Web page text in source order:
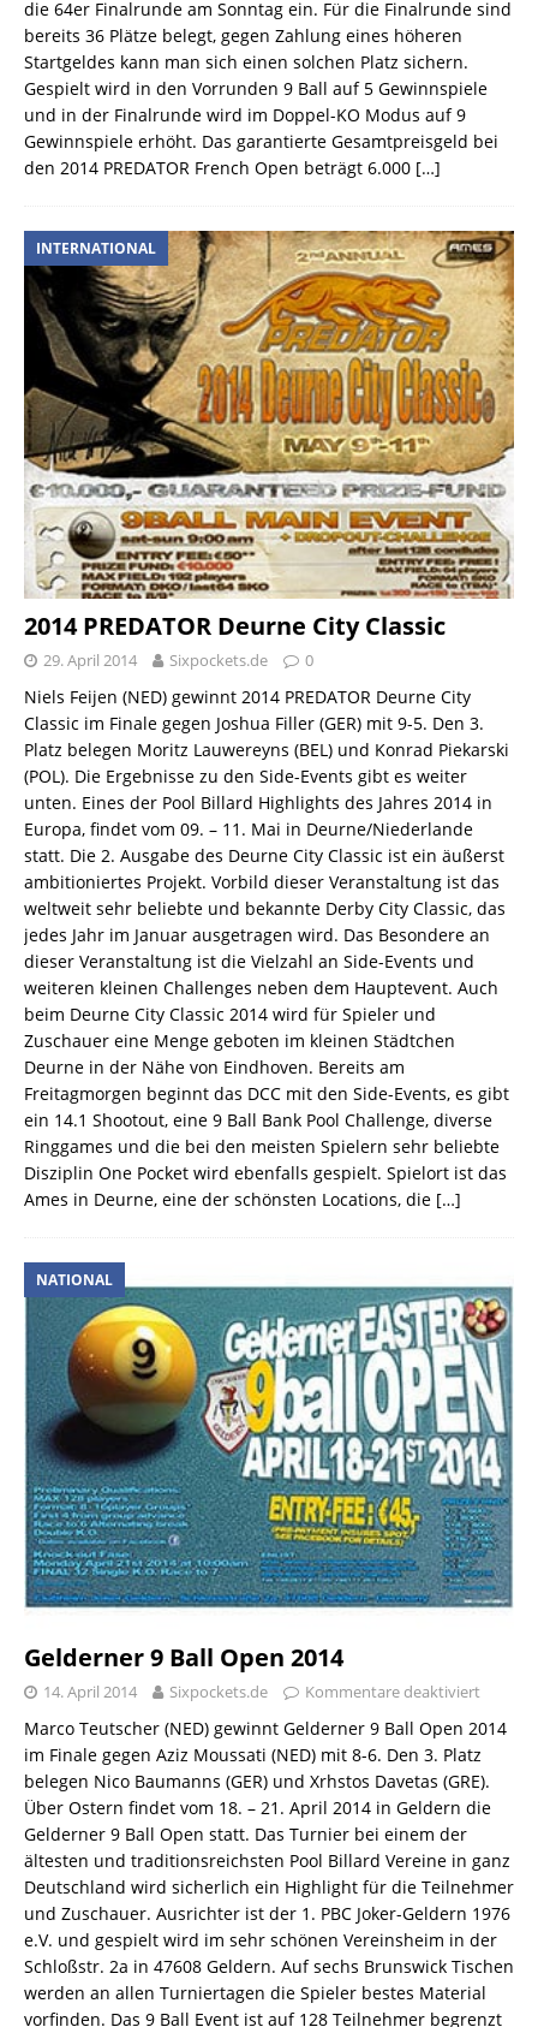
die 64er Finalrunde am Sonntag ein. Für die Finalrunde sind
bereits 36 Plätze belegt, gegen Zahlung eines höheren
Startgeldes kann man sich einen solchen Platz sichern.
Gespielt wird in den Vorrunden 9 Ball auf 5 Gewinnspiele
und in der Finalrunde wird im Doppel-KO Modus auf 9
Gewinnspiele erhöht. Das garantierte Gesamtpreisgeld bei
den 2014 PREDATOR French Open beträgt 6.000 […]
INTERNATIONAL
2014 PREDATOR Deurne City Classic
29. April 2014 Sixpockets.de 0
Niels Feijen (NED) gewinnt 2014 PREDATOR Deurne City
Classic im Finale gegen Joshua Filler (GER) mit 9-5. Den 3.
Platz belegen Moritz Lauwereyns (BEL) und Konrad Piekarski
(POL). Die Ergebnisse zu den Side-Events gibt es weiter
unten. Eines der Pool Billard Highlights des Jahres 2014 in
Europa, findet vom 09. – 11. Mai in Deurne/Niederlande
statt. Die 2. Ausgabe des Deurne City Classic ist ein äußerst
ambitioniertes Projekt. Vorbild dieser Veranstaltung ist das
weltweit sehr beliebte und bekannte Derby City Classic, das
jedes Jahr im Januar ausgetragen wird. Das Besondere an
dieser Veranstaltung ist die Vielzahl an Side-Events und
weiteren kleinen Challenges neben dem Hauptevent. Auch
beim Deurne City Classic 2014 wird für Spieler und
Zuschauer eine Menge geboten im kleinen Städtchen
Deurne in der Nähe von Eindhoven. Bereits am
Freitagmorgen beginnt das DCC mit den Side-Events, es gibt
ein 14.1 Shootout, eine 9 Ball Bank Pool Challenge, diverse
Ringgames und die bei den meisten Spielern sehr beliebte
Disziplin One Pocket wird ebenfalls gespielt. Spielort ist das
Ames in Deurne, eine der schönsten Locations, die […]
NATIONAL
Gelderner 9 Ball Open 2014
14. April 2014 Sixpockets.de Kommentare deaktiviert
Marco Teutscher (NED) gewinnt Gelderner 9 Ball Open 2014
im Finale gegen Aziz Moussati (NED) mit 8-6. Den 3. Platz
belegen Nico Baumanns (GER) und Xrhstos Davetas (GRE).
Über Ostern findet vom 18. – 21. April 2014 in Geldern die
Gelderner 9 Ball Open statt. Das Turnier bei einem der
ältesten und traditionsreichsten Pool Billard Vereine in ganz
Deutschland wird sicherlich ein Highlight für die Teilnehmer
und Zuschauer. Ausrichter ist der 1. PBC Joker-Geldern 1976
e.V. und gespielt wird im sehr schönen Vereinsheim in der
Schloßstr. 2a in 47608 Geldern. Auf sechs Brunswick Tischen
werden an allen Turniertagen die Spieler bestes Material
vorfinden. Das 9 Ball Event ist auf 128 Teilnehmer begrenzt